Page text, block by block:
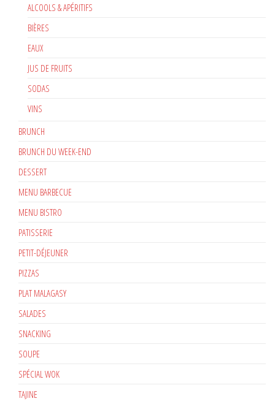
ALCOOLS & APÉRITIFS
BIÈRES
EAUX
JUS DE FRUITS
SODAS
VINS
BRUNCH
BRUNCH DU WEEK-END
DESSERT
MENU BARBECUE
MENU BISTRO
PATISSERIE
PETIT-DÉJEUNER
PIZZAS
PLAT MALAGASY
SALADES
SNACKING
SOUPE
SPÉCIAL WOK
TAJINE